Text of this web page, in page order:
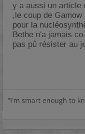
y a aussi un article
,le coup de
pour la
Bethe n'a jamais
pas pû résister au
“I'm smart enough to